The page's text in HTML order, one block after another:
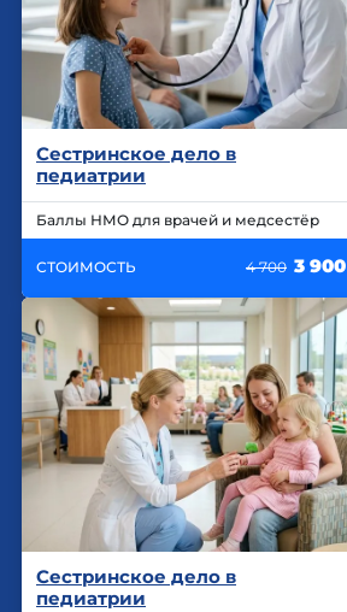
Сестринское дело в
педиатрии
Баллы НМО для врачей и медсестёр
СТОИМОСТЬ 4 700 3 900
Сестринское дело в
педиатрии